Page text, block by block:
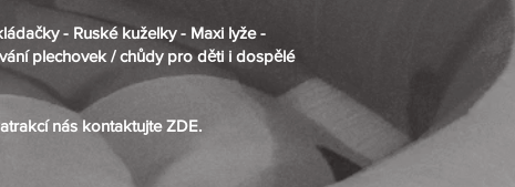
- Ruské kuželky - Maxi lyže -
plechovek /chůdy pro děti i dospělé
nás kontaktujteZDE.